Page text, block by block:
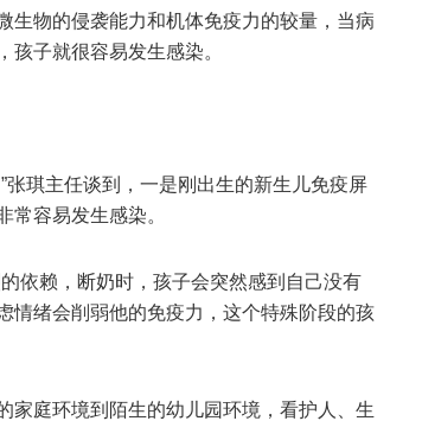
生物的侵袭能力和机体免疫力的较量，当病
孩子就很容易发生感染。
琪主任谈到，一是刚出生的新生儿免疫屏
常容易发生感染。
依赖，断奶时，孩子会突然感到自己没有
情绪会削弱他的免疫力，这个特殊阶段的孩
家庭环境到陌生的幼儿园环境，看护人、生